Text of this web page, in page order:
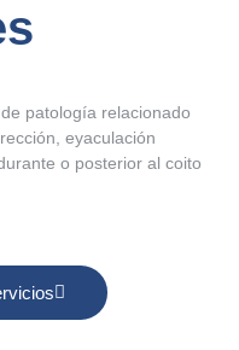
patología relacionado
eyaculación
o posterior al coito
contacto?
tus datos y